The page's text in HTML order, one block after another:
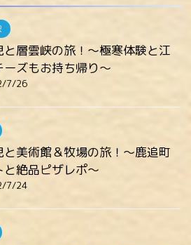
と層雲峡の旅！～極寒体験と江
ーズもお持ち帰り～
7/26
と美術館＆牧場の旅！～鹿追町
と絶品ピザレポ～
7/24